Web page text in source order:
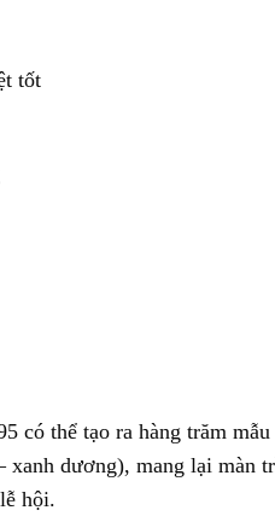
tốt
có thể tạo ra hàng trăm
dương), mang lại màn
hội.